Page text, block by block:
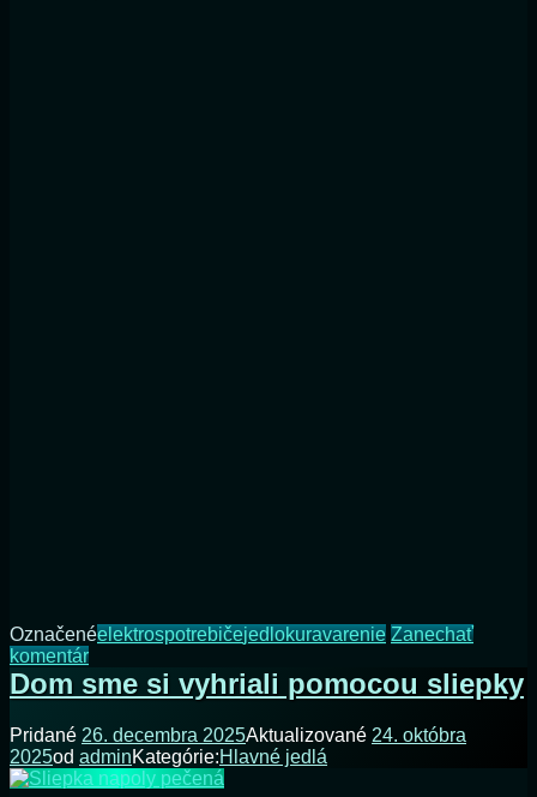
Označenéelektrospotrebičejedlokuravarenie Zanechať
komentárna
Ako
chutí
z
pomalého
hrnca
Dom sme si vyhriali pomocou sliepky
Pridané 26. decembra 2025Aktualizované 24. októbra
2025od adminKategórie:Hlavné jedlá